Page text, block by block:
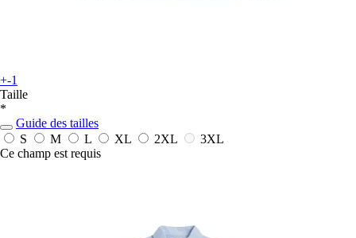
+-1
Taille
*
Guide des tailles
S
M L XL 2XL
3XL
Ce champ est requis